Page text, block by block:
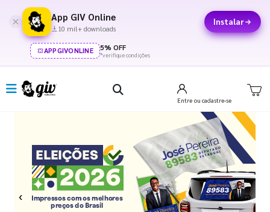
App GIV Online
10 mil+ downloads
Instalar
APPGIVONLINE 5% OFF
*verifique condições
Entre ou cadastre-se
Previous Next